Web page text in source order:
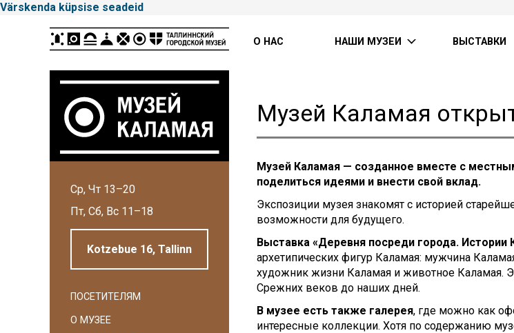
Värskenda küpsise seadeid
Linnamuuseum
Peamenüü
О НАС НАШИ МУЗЕИ ВЫСТАВКИ
Ср, Чт 13–20
Пт, Сб, Вс 11–18
Kotzebue 16, Tallinn
ПОСЕТИТЕЛЯМ
О МУЗЕЕ
Музей Каламая
Музей Каламая — созданное вместе с
поделиться идеями и внести свой вклад.
Экспозиции музея знакомят с историей
возможности для будущего.
Выставка «Деревня посреди города. Истории
архетипических фигур Каламая: мужчина
художник жизни Каламая и животное Каламая.
Срежних веков до наших дней.
В музее есть также галерея, где можно как
интересные коллекции. Хотя по содержанию